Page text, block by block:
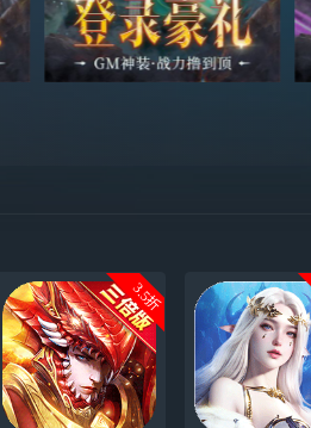
3.5折